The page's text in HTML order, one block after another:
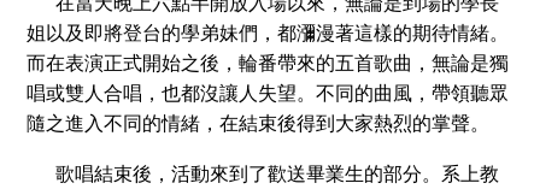
姐以及即將登台的學弟妹們，都瀰漫著這樣的期待情緒。
而在表演正式開始之後，輪番帶來的五首歌曲，無論是獨
唱或雙人合唱，也都沒讓人失望。不同的曲風，帶領聽眾
隨之進入不同的情緒，在結束後得到大家熱烈的掌聲。
歌唱結束後，活動來到了歡送畢業生的部分。系上教